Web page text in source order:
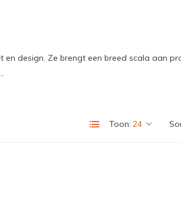
design. Ze brengt een breed scala aan
Toon: